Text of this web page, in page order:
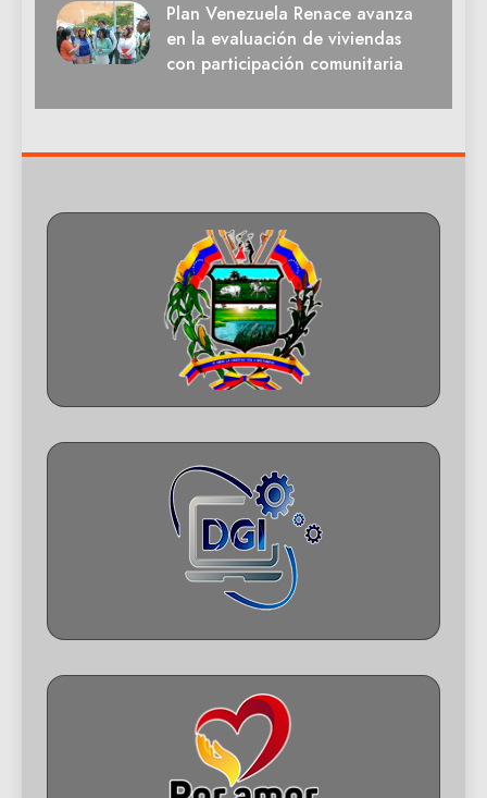
Plan Venezuela Renace avanza
en la evaluación de viviendas
con participación comunitaria